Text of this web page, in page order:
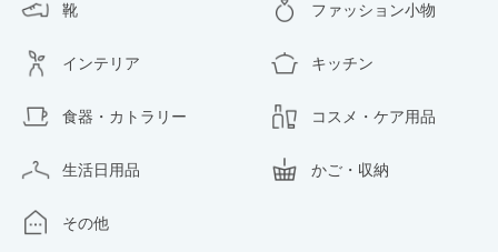
靴 ファッション小物
インテリア キッチン
食器・カトラリー コスメ・ケア用品
生活日用品 かご・収納
その他